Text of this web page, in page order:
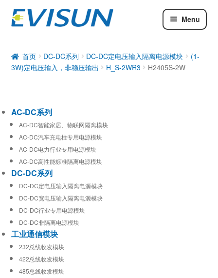
Menu
DC-DC系列
工业通信模块
首页 DC-DC系列 DC-DC定电压输入隔离电源模块
(1-
3W)定电压输入，非稳压输出
H_S-2WR3 H2405S-2W
AC-DC系列
AC-DC智能家居、物联网隔离模块
AC-DC汽车充电柱专用电源模块
AC-DC电力行业专用电源模块
AC-DC高性能标准隔离电源模块
DC-DC系列
DC-DC定电压输入隔离电源模块
DC-DC宽电压输入隔离电源模块
DC-DC行业专用电源模块
DC-DC非隔离电源模块
工业通信模块
232总线收发模块
422总线收发模块
485总线收发模块